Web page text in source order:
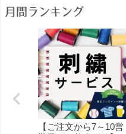
月間ランキング
【ご注文から7～10営